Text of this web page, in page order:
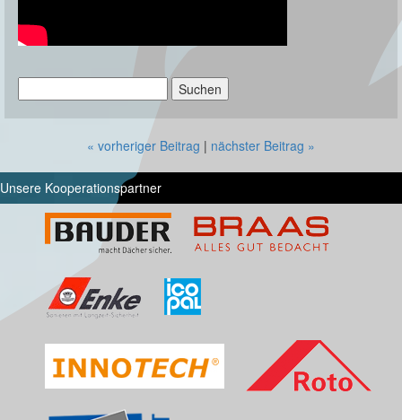
nach:
« vorheriger Beitrag | nächster Beitrag »
Unsere Kooperationspartner